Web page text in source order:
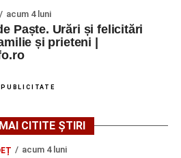
acum 4 luni
Paște. Urări și felicitări
și prieteni |
PUBLICITATE
CITITE ȘTIRI
acum 4 luni